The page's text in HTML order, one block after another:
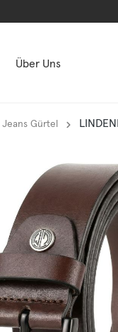
Über Uns
Jeans Gürtel